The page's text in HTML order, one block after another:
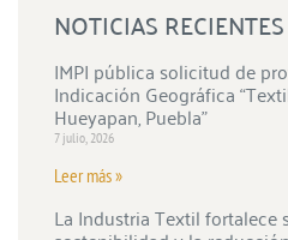
NOTICIAS RECIENTES
IMPI pública solicitud de
Indicación Geográfica
Hueyapan, Puebla”
7 julio, 2026
Leer más »
La Industria Textil